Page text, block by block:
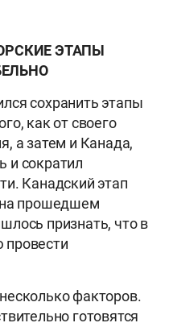
ЭТАПЫ
сохранить этапы
как от своего
а затем и Канада,
и сократил
Канадский этап
на прошедшем
признать, что в
факторов.
готовятся